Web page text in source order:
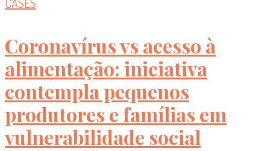
Coronavírus vs acesso à
alimentação: iniciativa
contempla pequenos
produtores e famílias em
vulnerabilidade social